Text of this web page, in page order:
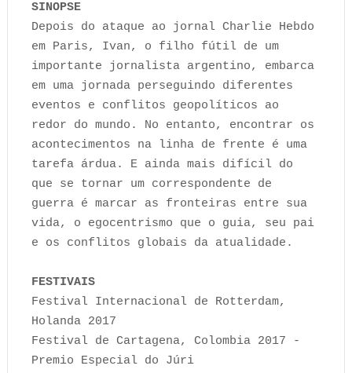
SINOPSE
Depois do ataque ao jornal Charlie Hebdo
em Paris, Ivan, o filho fútil de um
importante jornalista argentino, embarca
em uma jornada perseguindo diferentes
eventos e conflitos geopolíticos ao
redor do mundo. No entanto, encontrar os
acontecimentos na linha de frente é uma
tarefa árdua. E ainda mais difícil do
que se tornar um correspondente de
guerra é marcar as fronteiras entre sua
vida, o egocentrismo que o guia, seu pai
e os conflitos globais da atualidade.
FESTIVAIS
Festival Internacional de Rotterdam,
Holanda 2017
Festival de Cartagena, Colombia 2017 -
Premio Especial do Júri